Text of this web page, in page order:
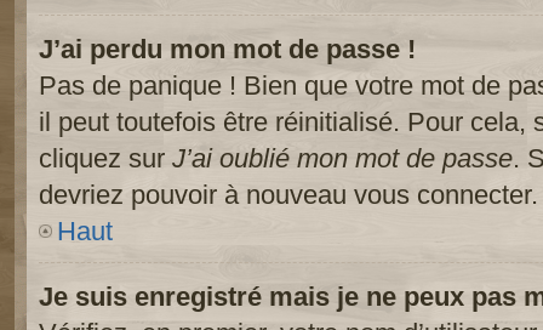
J’ai perdu mon mot de passe !
Pas de panique ! Bien que votre mot de
il peut toutefois être réinitialisé. Pour cela,
cliquez sur J’ai oublié mon mot de passe.
devriez pouvoir à nouveau vous connecter.
Haut
Je suis enregistré mais je ne peux pas